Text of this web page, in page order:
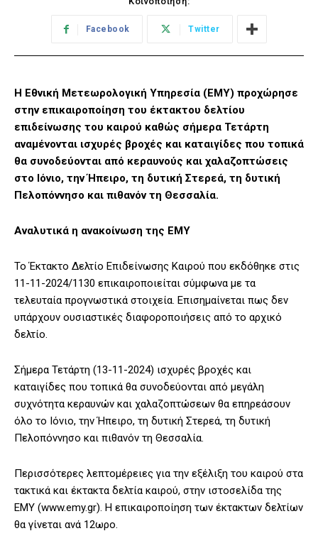
Facebook Twitter
Η Εθνική Μετεωρολογική Υπηρεσία (ΕΜΥ) προχώρησε
στην επικαιροποίηση του έκτακτου δελτίου
επιδείνωσης του καιρού καθώς σήμερα Τετάρτη
αναμένονται ισχυρές βροχές και καταιγίδες που τοπικά
θα συνοδεύονται από κεραυνούς και χαλαζοπτώσεις
στο Ιόνιο, την Ήπειρο, τη δυτική Στερεά, τη δυτική
Πελοπόννησο και πιθανόν τη Θεσσαλία.
Αναλυτικά η ανακοίνωση της ΕΜΥ
Το Έκτακτο Δελτίο Επιδείνωσης Καιρού που εκδόθηκε στις
11-11-2024/1130 επικαιροποιείται σύμφωνα με τα
τελευταία προγνωστικά στοιχεία. Επισημαίνεται πως δεν
υπάρχουν ουσιαστικές διαφοροποιήσεις από το αρχικό
δελτίο.
Σήμερα Τετάρτη (13-11-2024) ισχυρές βροχές και
καταιγίδες που τοπικά θα συνοδεύονται από μεγάλη
συχνότητα κεραυνών και χαλαζοπτώσεων θα επηρεάσουν
όλο το Ιόνιο, την Ήπειρο, τη δυτική Στερεά, τη δυτική
Πελοπόννησο και πιθανόν τη Θεσσαλία.
Περισσότερες λεπτομέρειες για την εξέλιξη του καιρού στα
τακτικά και έκτακτα δελτία καιρού, στην ιστοσελίδα της
ΕΜΥ (www.emy.gr). Η επικαιροποίηση των έκτακτων δελτίων
θα γίνεται ανά 12ωρο.